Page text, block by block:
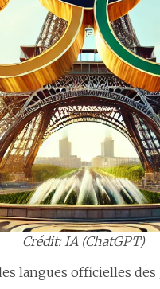
Crédit: IA (ChatGPT)
langues officielles des